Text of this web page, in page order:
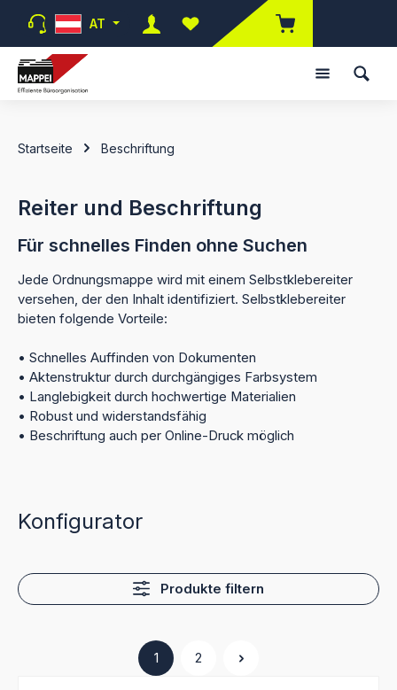
Zum Hauptinhalt springen
AT
Du hast 0 Produkte auf dem
Startseite Beschriftung
Reiter und Beschriftung
Für schnelles Finden ohne Suchen
Jede Ordnungsmappe wird mit einem Selbstklebereiter
versehen, der den Inhalt identifiziert. Selbstklebereiter
bieten folgende Vorteile:
• Schnelles Auffinden von Dokumenten
• Aktenstruktur durch durchgängiges Farbsystem
• Langlebigkeit durch hochwertige Materialien
• Robust und widerstandsfähig
• Beschriftung auch per Online-Druck möglich
Konfigurator
Produkte filtern
Seite
1
Seite
2